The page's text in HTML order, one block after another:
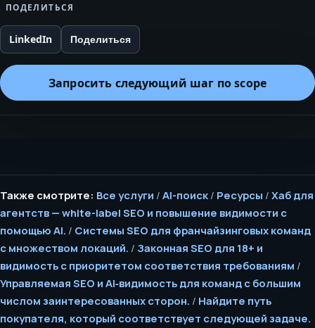
ПОДЕЛИТЬСЯ
LinkedIn Поделиться
Запросить следующий шаг по scope
Также смотрите: Все услуги / AI-поиск / Ресурсы / Хаб для
агентств — white-label SEO и повышение видимости с
помощью AI. / Системы SEO для франчайзинговых команд
с множеством локаций. / Законная SEO для 18+ и
видимость с приоритетом соответствия требованиям /
Управляемая SEO и AI‑видимость для команд с большим
числом заинтересованных сторон. / Найдите путь
покупателя, который соответствует следующей задаче.